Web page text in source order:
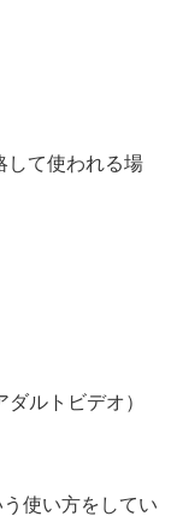
して使われる場
ルトビデオ）
使い方をしてい